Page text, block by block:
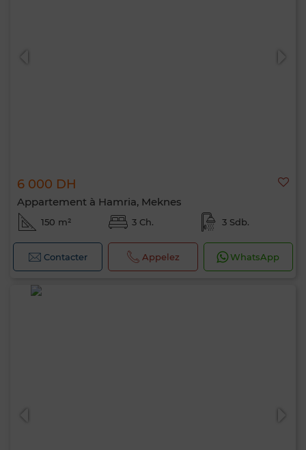
6 000 DH
Appartement à Hamria, Meknes
150 m² 3 Ch. 3 Sdb.
Contacter Appelez WhatsApp